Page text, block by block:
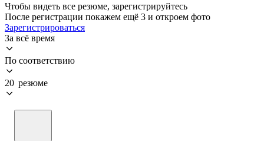
Чтобы видеть все резюме, зарегистрируйтесь
После регистрации покажем ещё 3 и откроем фото
Зарегистрироваться
За всё время
По соответствию
20 резюме